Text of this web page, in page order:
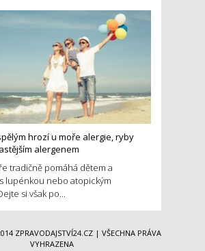
hrozí u moře alergie, ryby
alergenem
tradičně pomáhá dětem a
lupénkou nebo atopickým
si však po...
ZPRAVODAJSTVÍ24.CZ | VŠECHNA PRÁVA
VYHRAZENA